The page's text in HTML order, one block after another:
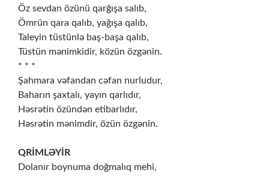
Öz sevdan özünü qarğışa salıb,
Ömrün qara qalıb, yağışa qalıb,
Taleyin tüstünlə baş-başa qalıb,
Tüstün mənimkidir, közün özgənin.
* * *
Şahmara vəfandan cəfan nurludur,
Baharın şaxtalı, yayın qarlıdır,
Həsrətin özündən etibarlıdır,
Həsrətin mənimdir, özün özgənin.
QRİMLƏYİR
Dolanır boynuma doğmalıq mehi,